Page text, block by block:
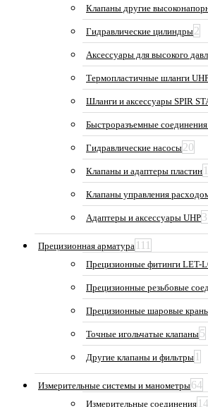
Клапаны другие
Гидравлические цилиндры2
Аксессуары для высокого
Термопластичные шланги
Шланги и аксессуары SPIR
Быстроразъемные
Гидравлические насосы20
Клапаны и адаптеры пластин
Клапаны управления
Адаптеры и аксессуары UHP
Прецизионная арматура 111
Прецизионные фитинги LET-
Прецизионные резьбовые
Прецизионные шаровые
Точные игольчатые клапаны5
Другие клапаны и фильтры 1
Измерительные системы и манометры64
Измерительные соединения 14